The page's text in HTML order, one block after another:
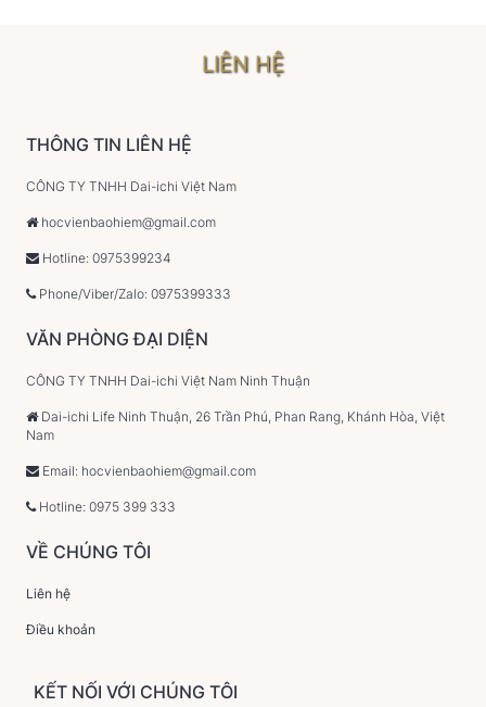
LIÊN HỆ
THÔNG TIN LIÊN HỆ
CÔNG TY TNHH Dai-ichi Việt Nam
hocvienbaohiem@gmail.com
Hotline: 0975399234
Phone/Viber/Zalo: 0975399333
VĂN PHÒNG ĐẠI DIỆN
CÔNG TY TNHH Dai-ichi Việt Nam Ninh Thuận
Dai-ichi Life Ninh Thuận, 26 Trần Phú, Phan Rang, Khánh Hòa, Việt
Nam
Email: hocvienbaohiem@gmail.com
Hotline: 0975 399 333
VỀ CHÚNG TÔI
Liên hệ
Điều khoản
KẾT NỐI VỚI CHÚNG TÔI